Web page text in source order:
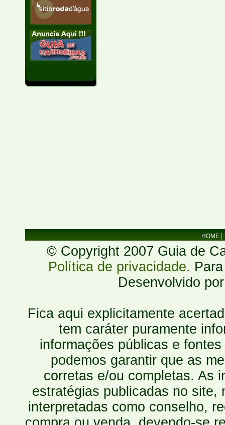
HOME
© Copyright 2007 Guia de
Política de privacidade.
Desenvolvido
Fica aqui explicitamente
tem caráter puramente
informações públicas e
podemos garantir que as
corretas e/ou completas. As
estratégias publicadas no site,
interpretadas como conselho,